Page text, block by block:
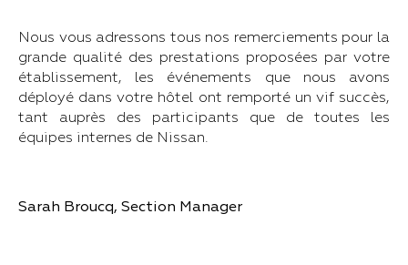
Nous vous adressons tous nos remerciements pour la
grande qualité des prestations proposées par votre
établissement, les événements que nous avons
déployé dans votre hôtel ont remporté un vif succès,
tant auprès des participants que de toutes les
équipes internes de Nissan.
Sarah Broucq, Section Manager